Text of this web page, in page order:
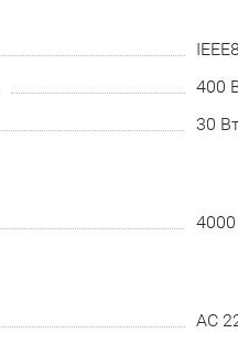
400
30
4000
AC